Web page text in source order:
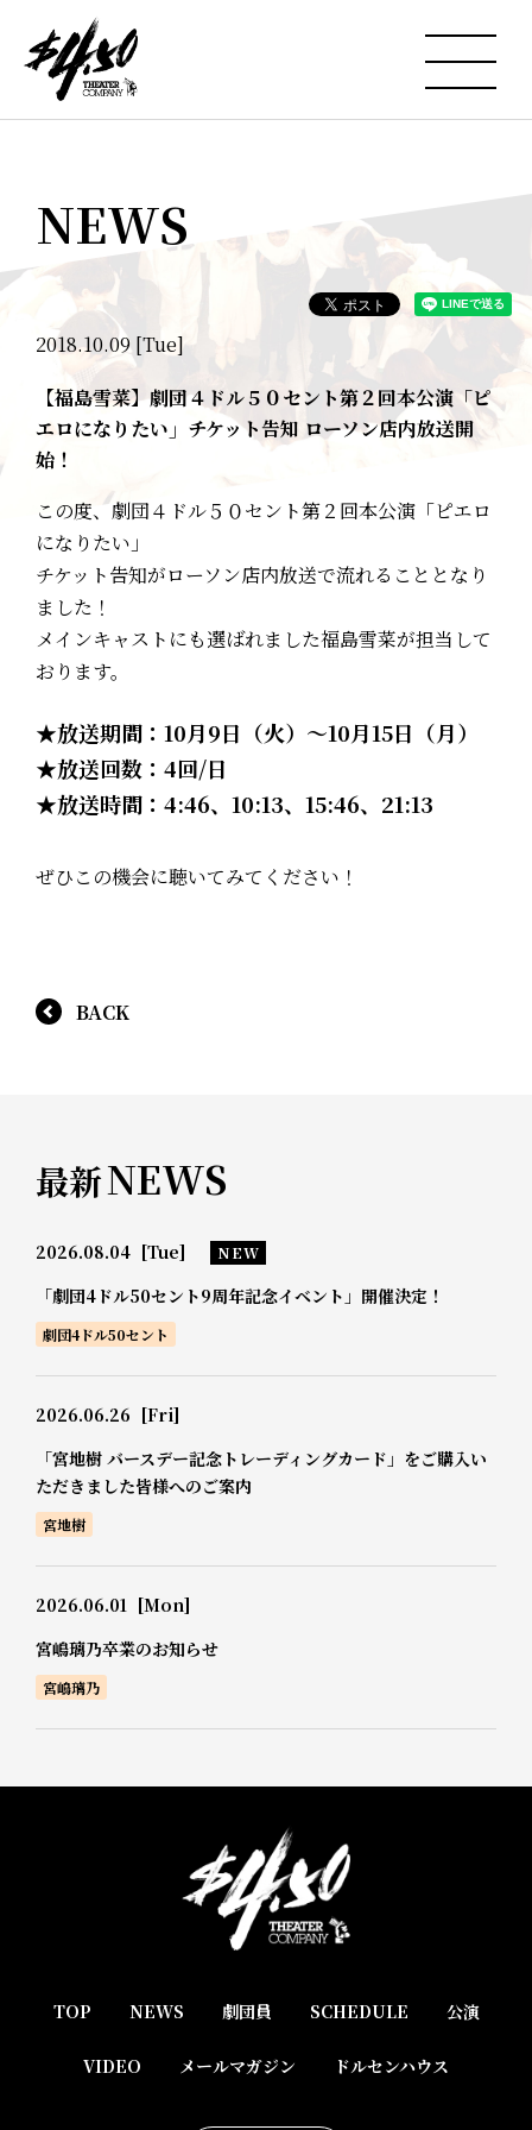
NEWS
2018.10.09 [Tue]
【福島雪菜】劇団４ドル５０セント第２回本公演「ピ
エロになりたい」チケット告知 ローソン店内放送開
始！
この度、劇団４ドル５０セント第２回本公演「ピエロ
になりたい」
チケット告知がローソン店内放送で流れることとなり
ました！
メインキャストにも選ばれました福島雪菜が担当して
おります。
★放送期間：10月9日（火）～10月15日（月）
★放送回数：4回/日
★放送時間：4:46、10:13、15:46、21:13
ぜひこの機会に聴いてみてください！
BACK
最新NEWS
2026.08.04 [Tue] NEW
「劇団4ドル50セント9周年記念イベント」開催決定！
劇団4ドル50セント
2026.06.26 [Fri]
「宮地樹 バースデー記念トレーディングカード」をご購入い
ただきました皆様へのご案内
宮地樹
2026.06.01 [Mon]
宮嶋璃乃卒業のお知らせ
宮嶋璃乃
TOP NEWS 劇団員 SCHEDULE 公演
VIDEO メールマガジン ドルセンハウス